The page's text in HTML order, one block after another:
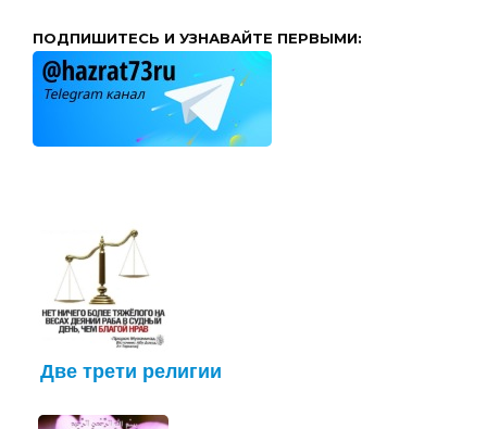
ПОДПИШИТЕСЬ И УЗНАВАЙТЕ ПЕРВЫМИ:
Две трети религии